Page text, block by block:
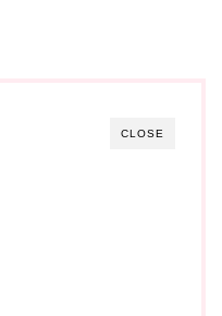
CLOSE